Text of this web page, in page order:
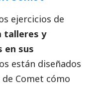
ejercicios de
talleres y
en sus
están diseñados
Comet cómo